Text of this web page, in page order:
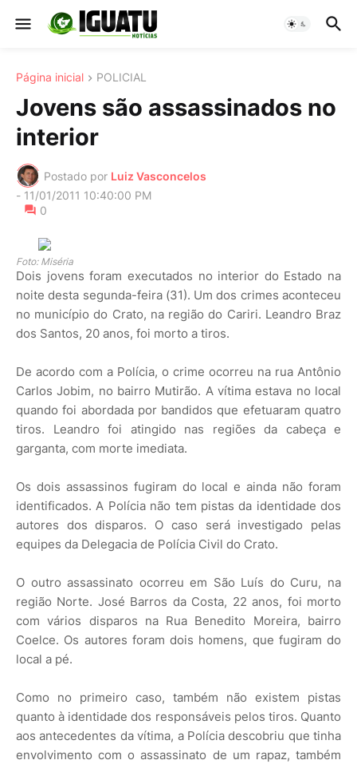
Página inicial POLICIAL
Jovens são assassinados no
interior
Postado por Luiz Vasconcelos
- 11/01/2011 10:40:00 PM
0
Foto: Miséria
Dois jovens foram executados no interior do Estado na
noite desta segunda-feira (31). Um dos crimes aconteceu
no município do Crato, na região do Cariri. Leandro Braz
dos Santos, 20 anos, foi morto a tiros.
De acordo com a Polícia, o crime ocorreu na rua Antônio
Carlos Jobim, no bairro Mutirão. A vítima estava no local
quando foi abordada por bandidos que efetuaram quatro
tiros. Leandro foi atingido nas regiões da cabeça e
garganta, com morte imediata.
Os dois assassinos fugiram do local e ainda não foram
identificados. A Polícia não tem pistas da identidade dos
autores dos disparos. O caso será investigado pelas
equipes da Delegacia de Polícia Civil do Crato.
O outro assassinato ocorreu em São Luís do Curu, na
região Norte. José Barros da Costa, 22 anos, foi morto
com vários disparos na Rua Benedito Moreira, bairro
Coelce. Os autores foram dois homens, que fugiram do
local a pé.
Como no primeiro caso, também não existem pistas
quanto à identidade dos responsáveis pelos tiros. Quanto
aos antecedentes da vítima, a Polícia descobriu que tinha
envolvimento com o assassinato de um rapaz, também